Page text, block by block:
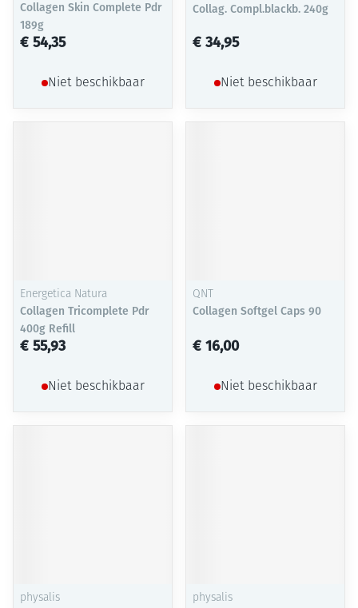
Collagen Skin Complete Pdr
189g
€ 54,35
Niet beschikbaar
Collag. Compl.blackb. 240g
€ 34,95
Niet beschikbaar
Energetica Natura
Collagen Tricomplete Pdr
400g Refill
€ 55,93
Niet beschikbaar
QNT
Collagen Softgel Caps 90
€ 16,00
Niet beschikbaar
physalis physalis